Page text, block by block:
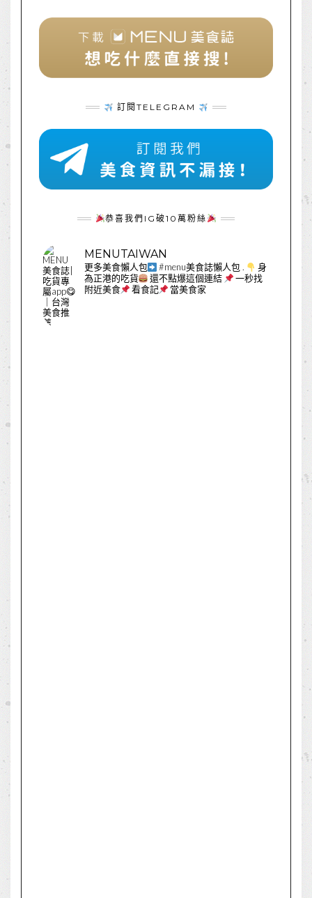
訂閱TELEGRAM
恭喜我們IG破10萬粉絲
MENUTAIWAN
更多美食懶人包 #menu美食誌懶人包.
身
為正港的吃貨
還不點爆這個連結
一秒找
附近美食
看食記 當美食家